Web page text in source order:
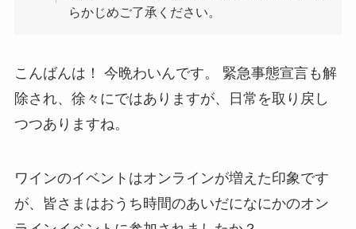
らかじめご了承ください。
こんばんは！ 今晩わいんです。 緊急事態宣言も解
除され、徐々にではありますが、日常を取り戻し
つつありますね。
ワインのイベントはオンラインが増えた印象です
が、皆さまはおうち時間のあいだになにかのオン